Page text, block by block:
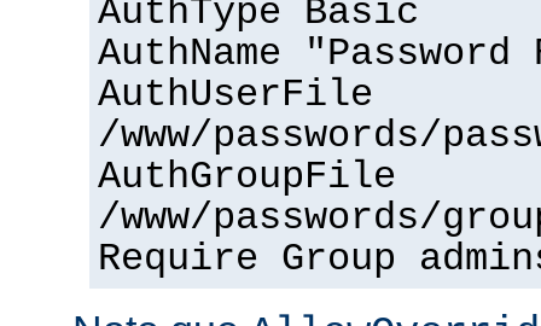
AuthType Basic
AuthName
AuthUserFile
/www/passwords/
AuthGroupFile
/www/passwords/
Require Group